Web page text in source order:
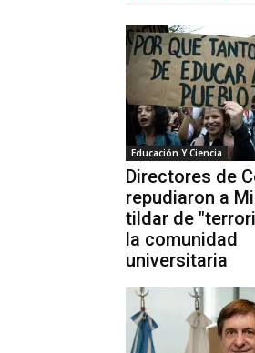
Educación Y Ciencia
Directores de
repudiaron a
tildar de
la comunidad
universitaria